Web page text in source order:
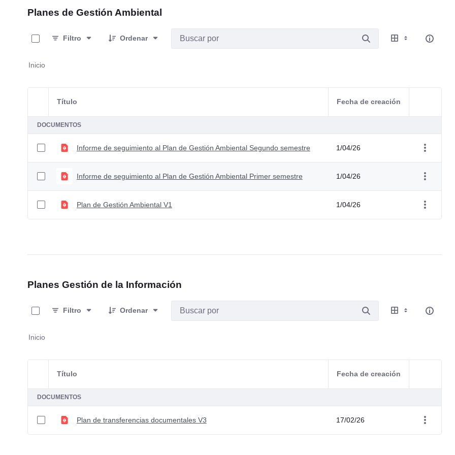
Planes de Gestión Ambiental
Filtro
Ordenar
Inicio
Selección del elemento
Título Fecha de creación
DOCUMENTOS
Informe de seguimiento al Plan de Gestión Ambiental Segundo semestre 1/04/26
Informe de seguimiento al Plan de Gestión Ambiental Primer semestre 1/04/26
Plan de Gestión Ambiental V1 1/04/26
Planes Gestión de la Información
Filtro
Ordenar
Inicio
Selección del elemento
Título Fecha de creación
DOCUMENTOS
Plan de transferencias documentales V3 17/02/26